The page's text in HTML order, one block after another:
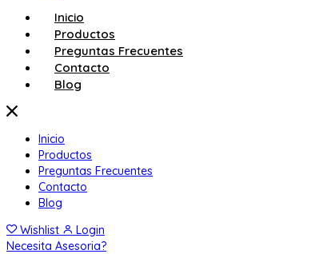
Inicio
Productos
Preguntas Frecuentes
Contacto
Blog
Inicio
Productos
Preguntas Frecuentes
Contacto
Blog
Wishlist
Login
Necesita Asesoria?